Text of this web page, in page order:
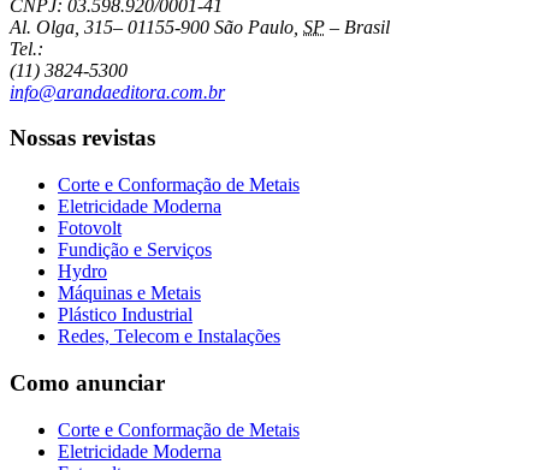
CNPJ: 03.598.920/0001-41
Al. Olga, 315– 01155-900 São Paulo SP – Brasil
Tel.:
(11) 3824-5300
info@arandaeditora.com.br
Nossas revistas
Corte e Conformação de Metais
Eletricidade Moderna
Fotovolt
Fundição e Serviços
Hydro
Máquinas e Metais
Plástico Industrial
Redes, Telecom e Instalações
Como anunciar
Corte e Conformação de Metais
Eletricidade Moderna